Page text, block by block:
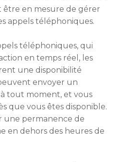
en mesure de gérer
appels téléphoniques.
téléphoniques, qui
en temps réel, les
une disponibilité
envoyer un
tout moment, et vous
que vous êtes disponible.
une permanence de
en dehors des heures de